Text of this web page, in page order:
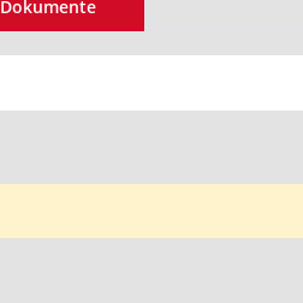
Dokumente